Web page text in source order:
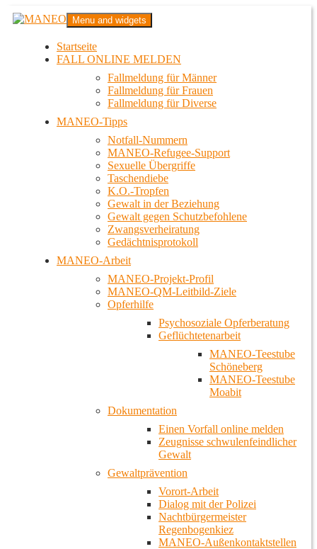
Zum
InhaltMANEO
Das schwule Anti-Gewalt-Projekt in Berlin
Menu and widgets
Startseite
FALL ONLINE MELDEN
Fallmeldung für Männer
Fallmeldung für Frauen
Fallmeldung für Diverse
MANEO-Tipps
Notfall-Nummern
MANEO-Refugee-Support
Sexuelle Übergriffe
Taschendiebe
K.O.-Tropfen
Gewalt in der Beziehung
Gewalt gegen Schutzbefohlene
Zwangsverheiratung
Gedächtnisprotokoll
MANEO-Arbeit
MANEO-Projekt-Profil
MANEO-QM-Leitbild-Ziele
Opferhilfe
Psychosoziale Opferberatung
Geflüchtetenarbeit
MANEO-Teestube
Schöneberg
MANEO-Teestube
Moabit
Dokumentation
Einen Vorfall online melden
Zeugnisse schwulenfeindlicher
Gewalt
Gewaltprävention
Vorort-Arbeit
Dialog mit der Polizei
Nachtbürgermeister
Regenbogenkiez
MANEO-Außenkontaktstellen